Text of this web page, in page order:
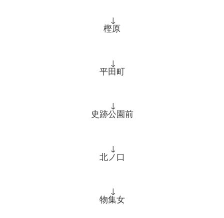
↓
樫原
↓
平田町
↓
史跡公園前
↓
北ノ口
↓
物集女